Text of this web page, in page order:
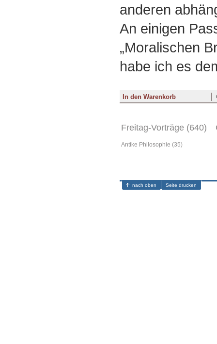
anderen
An einigen
„Moralischen
habe ich es
Freitag-Vorträge (640)
Antike Philosophie (35)
nach oben Seite drucken